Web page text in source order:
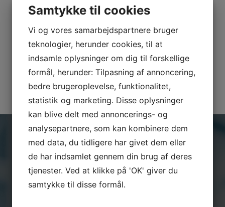
CRM overBLIK med ét klik!
virksomheder – derfor vælger mange SkyViewCRM
SkyViewCRM er den bedste CRM-platform til
dataindsamling og rapportering.
Effektivt salg er mere end ringelister!
Er du på vej til at nå dit års budget. Vil du have overblik
via et SkyViewCRM system i løbet af få minutter?
HAR DU BRUG FOR HJÆLP?
Har du spørgsmål, er du altid
velkommen til at kontakte os.
Samtykke til cookies
Vi og vores samarbejdspartnere bruger
teknologier, herunder cookies, til at
indsamle oplysninger om dig til forskellige
formål, herunder: Tilpasning af annoncering,
bedre brugeroplevelse, funktionalitet,
statistik og marketing. Disse oplysninger
kan blive delt med annoncerings- og
analysepartnere, som kan kombinere dem
med data, du tidligere har givet dem eller
de har indsamlet gennem din brug af deres
tjenester. Ved at klikke på 'OK' giver du
samtykke til disse formål.